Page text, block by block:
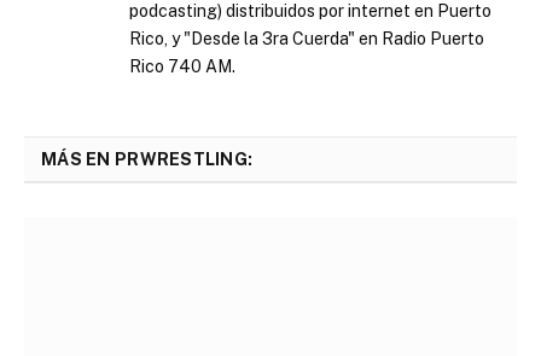
podcasting) distribuidos por internet en Puerto
Rico, y "Desde la 3ra Cuerda" en Radio Puerto
Rico 740 AM.
MÁS EN PRWRESTLING: